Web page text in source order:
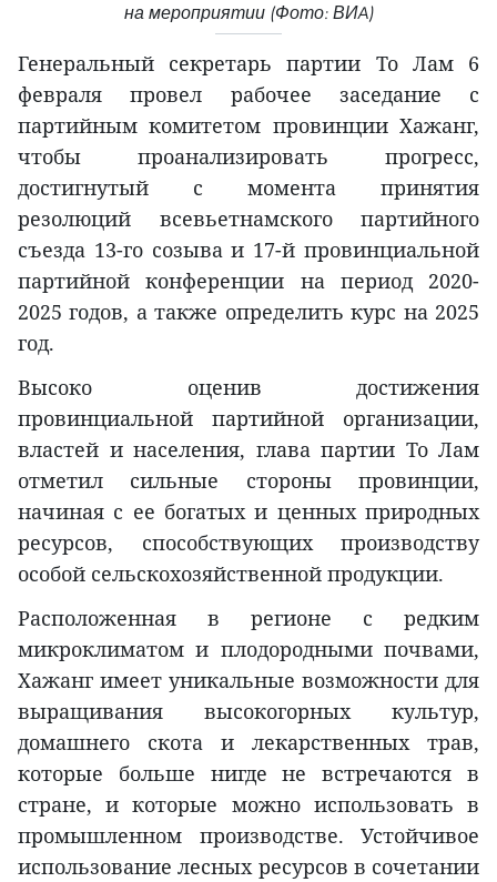
на мероприятии (Фото: ВИA)
Генеральный секретарь партии То Лам 6
февраля провел рабочее заседание с
партийным комитетом провинции Хажанг,
чтобы проанализировать прогресс,
достигнутый с момента принятия
резолюций всевьетнамского партийного
съезда 13-го созыва и 17-й провинциальной
партийной конференции на период 2020-
2025 годов, а также определить курс на 2025
год.
Высоко оценив достижения
провинциальной партийной организации,
властей и населения, глава партии То Лам
отметил сильные стороны провинции,
начиная с ее богатых и ценных природных
ресурсов, способствующих производству
особой сельскохозяйственной продукции.
Расположенная в регионе с редким
микроклиматом и плодородными почвами,
Хажанг имеет уникальные возможности для
выращивания высокогорных культур,
домашнего скота и лекарственных трав,
которые больше нигде не встречаются в
стране, и которые можно использовать в
промышленном производстве. Устойчивое
использование лесных ресурсов в сочетании